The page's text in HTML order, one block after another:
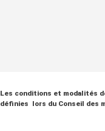
Les conditions et modalités
définies lors du Conseil des